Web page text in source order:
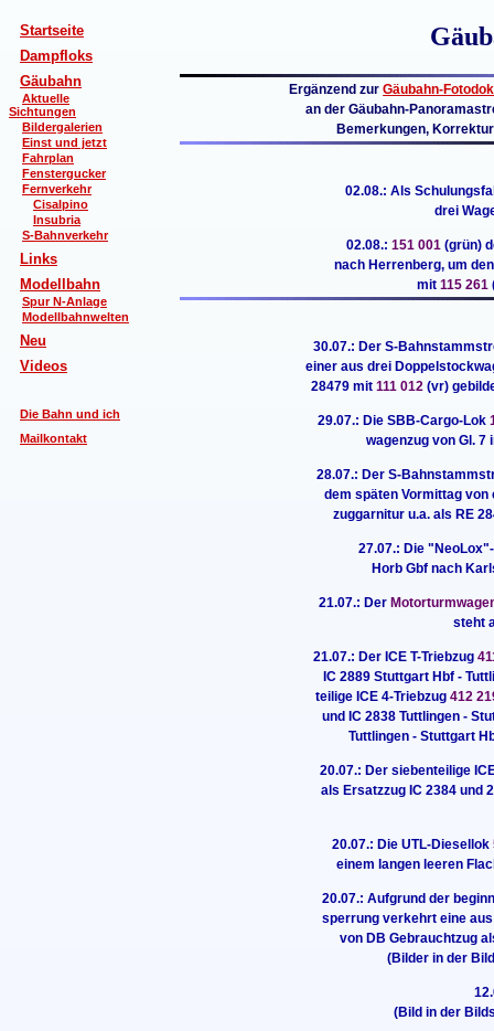
Startseite
Dampfloks
Gäubahn
Aktuelle
Sichtungen
Bildergalerien
Einst und jetzt
Fahrplan
Fenstergucker
Fernverkehr
Cisalpino
Insubria
S-Bahnverkehr
Links
Modellbahn
Spur N-Anlage
Modellbahnwelten
Neu
Videos
Die Bahn und ich
Mailkontakt
Ergänzend zurGäubahn-
an der Gäubahn-
Bemerkungen,
02.08.: Als
drei
02.08.:151 001(grün)
nach Herrenberg, um
mit115 261
30.07.: Der S-
einer aus drei
28479 mit 111 012 (vr)
29.07.: Die SBB-Cargo-Lok
wagenzug von Gl. 7
28.07.: Der S-
dem späten Vormittag von
zuggarnitur u.a. als RE
27.07.: Die
Horb Gbf nach
21.07.: Der
steht
21.07.: Der ICE T-Triebzug
IC 2889 Stuttgart Hbf -
teilige ICE 4-Triebzug 412
und IC 2838 Tuttlingen -
Tuttlingen - Stuttgart
20.07.: Der siebenteilige
als Ersatzzug IC 2384 und
20.07.: Die UTL-Diesellok
einem langen leeren
20.07.: Aufgrund der
sperrung verkehrt eine
von DB Gebrauchtzug
(Bilder in der
(Bild in der